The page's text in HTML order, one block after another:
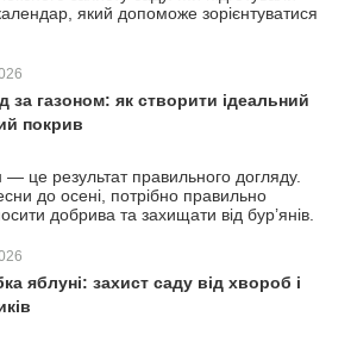
який допоможе зорієнтуватися
за газоном: як створити ідеальний
покрив
— це результат правильного догляду.
до осені, потрібно правильно
добрива та захищати від бур’янів.
яблуні: захист саду від хвороб і